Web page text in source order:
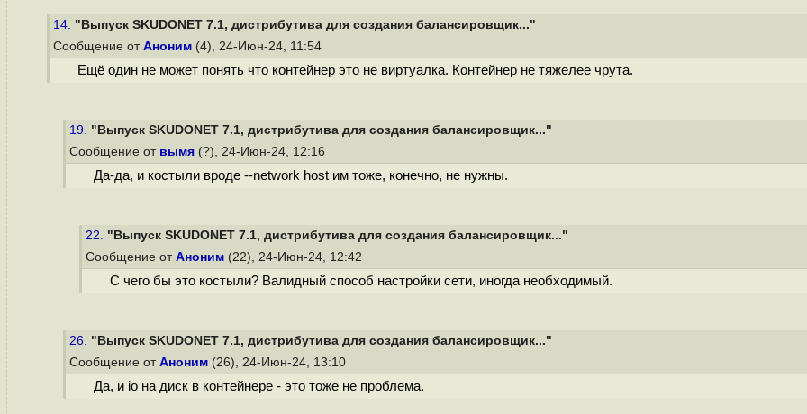
14. "Выпуск SKUDONET 7.1, дистрибутива для создания балансировщик..."
Сообщение от Аноним (4), 24-Июн-24, 11:54
Ещё один не может понять что контейнер это не виртуалка. Контейнер не тяжелее чрута.
19. "Выпуск SKUDONET 7.1, дистрибутива для создания балансировщик..."
Сообщение от вымя (?), 24-Июн-24, 12:16
Да-да, и костыли вроде --network host им тоже, конечно, не нужны.
22. "Выпуск SKUDONET 7.1, дистрибутива для создания балансировщик..."
Сообщение от Аноним (22), 24-Июн-24, 12:42
С чего бы это костыли? Валидный способ настройки сети, иногда необходимый.
26. "Выпуск SKUDONET 7.1, дистрибутива для создания балансировщик..."
Сообщение от Аноним (26), 24-Июн-24, 13:10
Да, и io на диск в контейнере - это тоже не проблема.